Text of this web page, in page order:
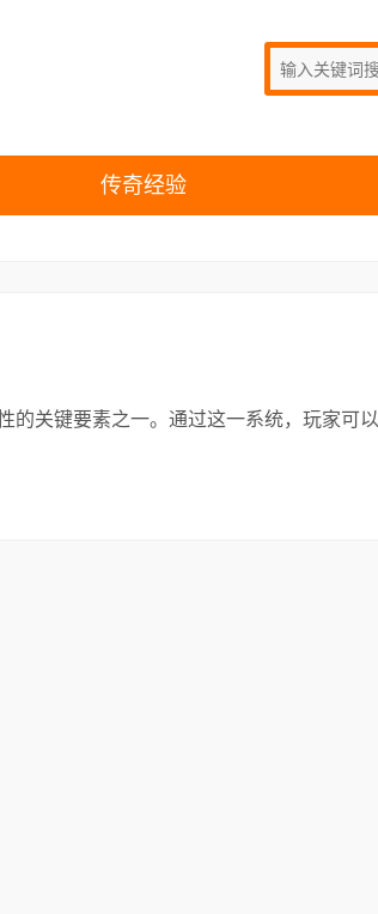
传奇经验
关键要素之一。通过这一系统，玩家可以